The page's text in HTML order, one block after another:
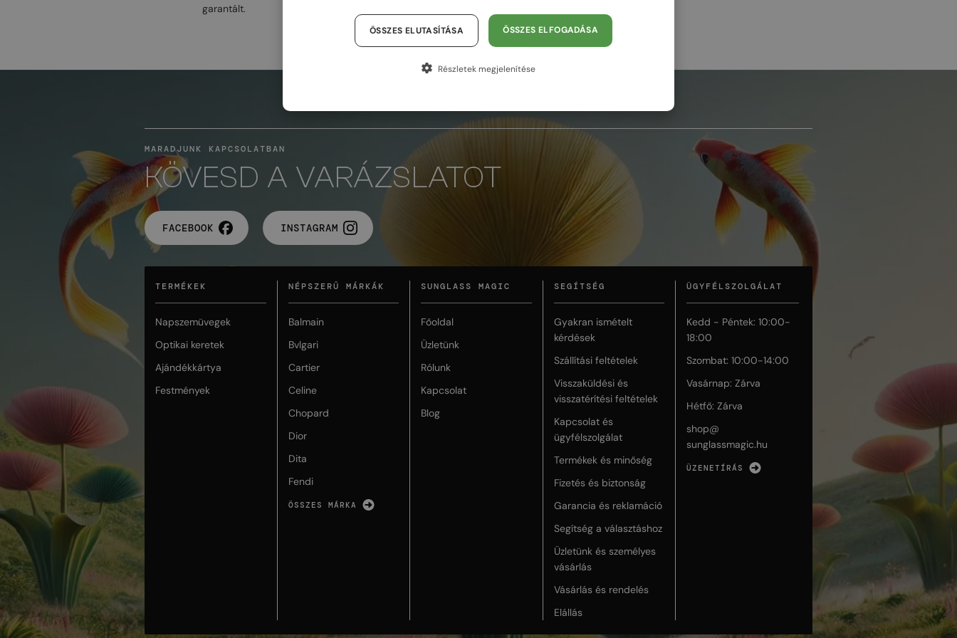
garantált.
MARADJUNK KAPCSOLATBAN
KÖVESD A VARÁZSLATOT
FACEBOOK INSTAGRAM
TERMÉKEK
Napszemüvegek
Optikai keretek
Ajándékkártya
Festmények
NÉPSZERŰ MÁRKÁK
Balmain
Bvlgari
Cartier
Celine
Chopard
Dior
Dita
Fendi
ÖSSZES MÁRKA
SUNGLASS MAGIC
Főoldal
Üzletünk
Rólunk
Kapcsolat
Blog
SEGÍTSÉG
Gyakran ismételt
kérdések
Szállítási feltételek
Visszaküldési és
visszatérítési feltételek
Kapcsolat és
ügyfélszolgálat
Termékek és minőség
Fizetés és biztonság
Garancia és reklamáció
Segítség a választáshoz
Üzletünk és személyes
vásárlás
Vásárlás és rendelés
Elállás
ÜGYFÉLSZOLGÁLAT
Kedd - Péntek: 10:00-
18:00
Szombat: 10:00-14:00
Vasárnap: Zárva
Hétfő: Zárva
shop@
sunglassmagic.hu
ÜZENETÍRÁS
ÖSSZES ELFOGADÁSA
ÖSSZES ELUTASÍTÁSA
Részletek megjelenítése